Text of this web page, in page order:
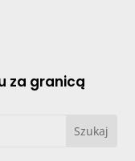
za granicą